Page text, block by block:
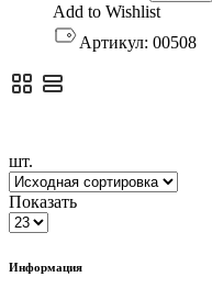
Add to Wishlist
Артикул: 00508
шт.
Показать
Информация